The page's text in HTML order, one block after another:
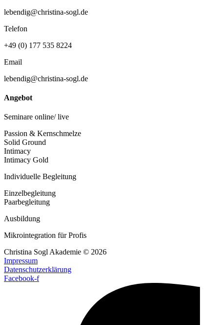
lebendig@christina-sogl.de
Telefon
+49 (0) 177 535 8224
Email
lebendig@christina-sogl.de
Angebot
Seminare online/ live
Passion & Kernschmelze
Solid Ground
Intimacy
Intimacy Gold
Individuelle Begleitung
Einzelbegleitung
Paarbegleitung
Ausbildung
Mikrointegration für Profis
Christina Sogl Akademie © 2026
Impressum
Datenschutzerklärung
Facebook-f